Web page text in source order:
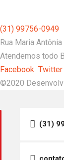
(31) 99756-0949
Rua Maria
Atendemos todo
Facebook Twitter
©2020
(31)